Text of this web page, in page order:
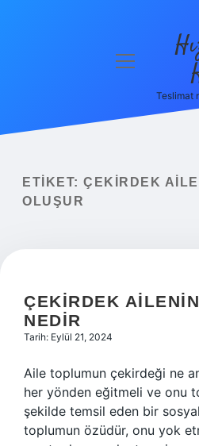
Yasal Uyarı
menüyü
Teslimat
ETIKET: ÇEKIRDEK
OLUŞUR
ÇEKIRDEK
NEDIR
Tarih: Eylül 21, 2024
Aile toplumun çekirdeği ne
her yönden eğitmeli ve onu
şekilde temsil eden bir
toplumun özüdür, onu yok